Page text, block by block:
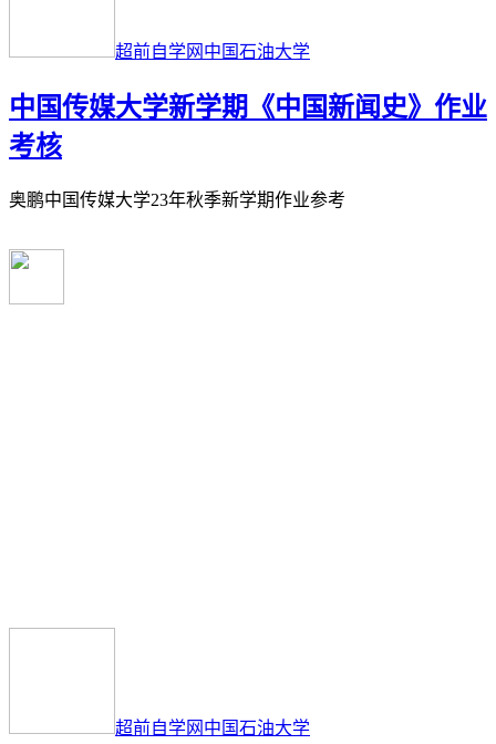
超前自学网 中国石油大学
中国传媒大学新学期《中国新闻史》作业
考核
奥鹏中国传媒大学23年秋季新学期作业参考
超前自学网 中国石油大学